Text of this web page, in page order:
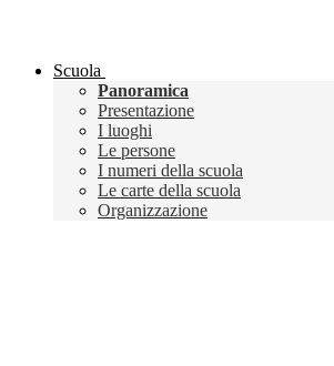
Scuola
Panoramica
Presentazione
I luoghi
Le persone
I numeri della scuola
Le carte della scuola
Organizzazione